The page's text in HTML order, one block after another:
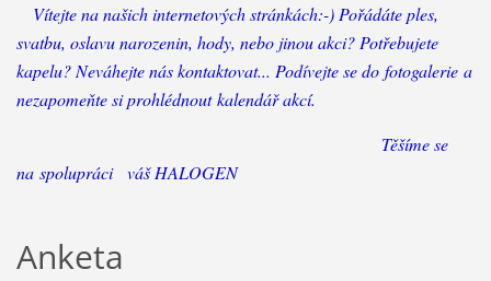
Vítejte na našich internetových stránkách:-) Pořádáte ples,
svatbu, oslavu narozenin, hody, nebo jinou akci? Potřebujete
kapelu? Neváhejte nás kontaktovat... Podívejte se do fotogalerie a
nezapomeňte si prohlédnout kalendář akcí.
Těšíme se
na spolupráci váš HALOGEN
Anketa